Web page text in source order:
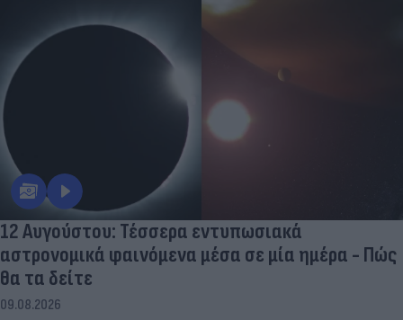
12 Αυγούστου: Τέσσερα εντυπωσιακά
αστρονομικά φαινόμενα μέσα σε μία ημέρα - Πώς
θα τα δείτε
09.08.2026